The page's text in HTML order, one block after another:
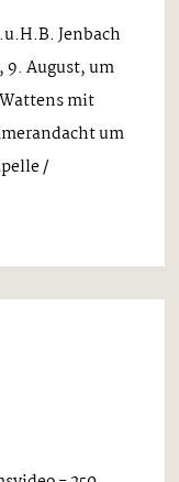
Jenbach
9. August, um
mit
um
/